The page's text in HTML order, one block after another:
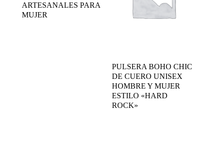
ARTESANALES PARA
MUJER
PULSERA BOHO CHIC
DE CUERO UNISEX
HOMBRE Y MUJER
ESTILO «HARD
ROCK»